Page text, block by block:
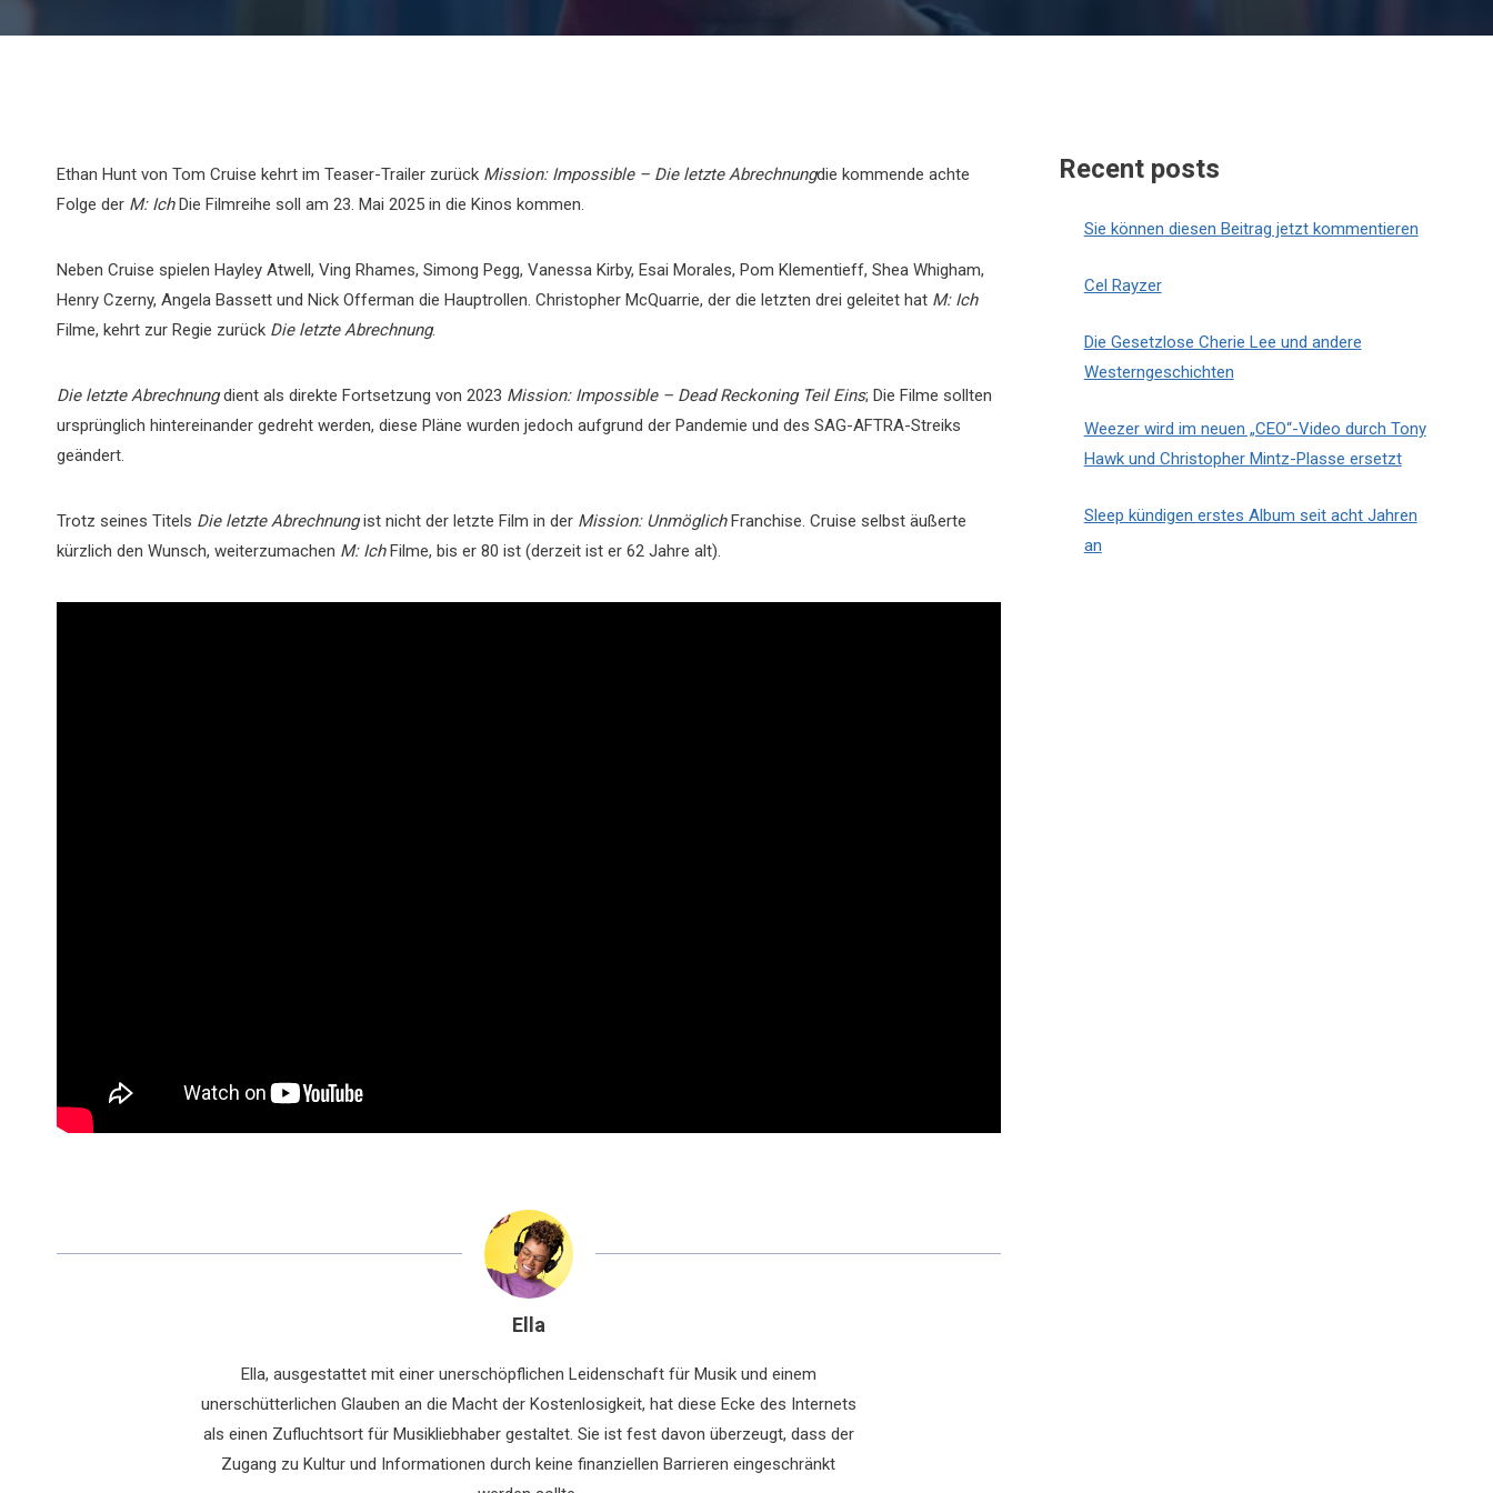
Ethan Hunt von Tom Cruise kehrt im Teaser-Trailer zurück Mission: Impossible – Die letzte Abrechnungdie kommende achte
Folge der M: IchDie Filmreihe soll am 23. Mai 2025 in die Kinos kommen.
Neben Cruise spielen Hayley Atwell, Ving Rhames, Simong Pegg, Vanessa Kirby, Esai Morales, Pom Klementieff, Shea Whigham,
Henry Czerny, Angela Bassett und Nick Offerman die Hauptrollen. Christopher McQuarrie, der die letzten drei geleitet hat M: Ich
Filme, kehrt zur Regie zurück Die letzte Abrechnung.
Die letzte Abrechnungdient als direkte Fortsetzung von 2023 Mission: Impossible – Dead Reckoning Teil Eins; Die Filme sollten
ursprünglich hintereinander gedreht werden, diese Pläne wurden jedoch aufgrund der Pandemie und des SAG-AFTRA-Streiks
geändert.
Trotz seines Titels Die letzte Abrechnungist nicht der letzte Film in der Mission: UnmöglichFranchise. Cruise selbst äußerte
kürzlich den Wunsch, weiterzumachen M: IchFilme, bis er 80 ist (derzeit ist er 62 Jahre alt).
Ella
Ella, ausgestattet mit einer unerschöpflichen Leidenschaft für Musik und einem
unerschütterlichen Glauben an die Macht der Kostenlosigkeit, hat diese Ecke des Internets
als einen Zufluchtsort für Musikliebhaber gestaltet. Sie ist fest davon überzeugt, dass der
Zugang zu Kultur und Informationen durch keine finanziellen Barrieren eingeschränkt
Recent posts
Sie können diesen Beitrag jetzt kommentieren
Cel Rayzer
Die Gesetzlose Cherie Lee und andere
Westerngeschichten
Weezer wird im neuen „CEO“-Video durch Tony
Hawk und Christopher Mintz-Plasse ersetzt
Sleep kündigen erstes Album seit acht Jahren
an